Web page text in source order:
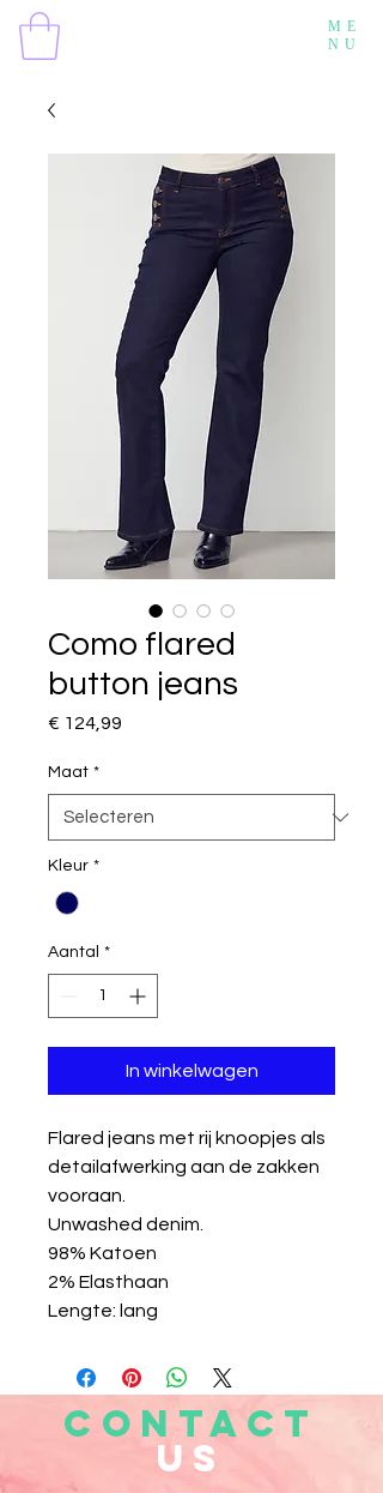
ME
NU
Como flared
button jeans
€ 124,99
Maat *
Kleur *
Aantal *
In winkelwagen
Flared jeans met rij knoopjes als
detailafwerking aan de zakken
vooraan.
Unwashed denim.
98% Katoen
2% Elasthaan
Lengte: lang
CONTACT
US